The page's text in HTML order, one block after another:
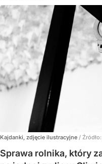
Kajdanki, zdjęcie ilustracyjne / Źródło:
Sprawa rolnika, który